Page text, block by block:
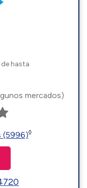
hasta
mercados)
(5996)◊